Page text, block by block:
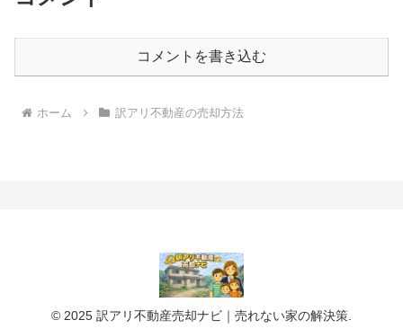
コメントを書き込む
ホーム 訳アリ不動産の売却方法
© 2025 訳アリ不動産売却ナビ｜売れない家の解決策.